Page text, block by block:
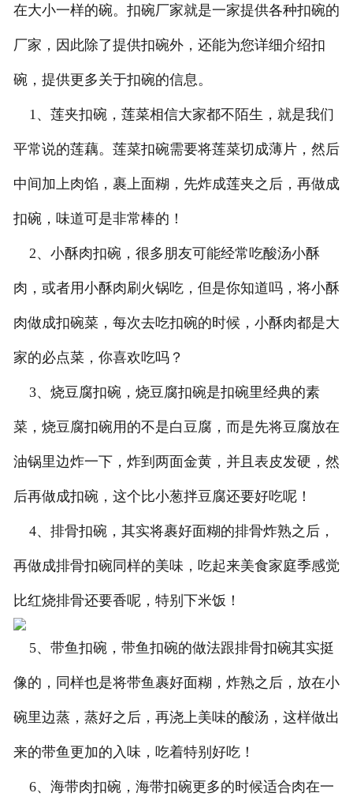
在大小一样的碗。扣碗厂家就是一家提供各种扣碗的
厂家，因此除了提供扣碗外，还能为您详细介绍扣
碗，提供更多关于扣碗的信息。
1、莲夹扣碗，莲菜相信大家都不陌生，就是我们
平常说的莲藕。莲菜扣碗需要将莲菜切成薄片，然后
中间加上肉馅，裹上面糊，先炸成莲夹之后，再做成
扣碗，味道可是非常棒的！
2、小酥肉扣碗，很多朋友可能经常吃酸汤小酥
肉，或者用小酥肉刷火锅吃，但是你知道吗，将小酥
肉做成扣碗菜，每次去吃扣碗的时候，小酥肉都是大
家的必点菜，你喜欢吃吗？
3、烧豆腐扣碗，烧豆腐扣碗是扣碗里经典的素
菜，烧豆腐扣碗用的不是白豆腐，而是先将豆腐放在
油锅里边炸一下，炸到两面金黄，并且表皮发硬，然
后再做成扣碗，这个比小葱拌豆腐还要好吃呢！
4、排骨扣碗，其实将裹好面糊的排骨炸熟之后，
再做成排骨扣碗同样的美味，吃起来美食家庭季感觉
比红烧排骨还要香呢，特别下米饭！
5、带鱼扣碗，带鱼扣碗的做法跟排骨扣碗其实挺
像的，同样也是将带鱼裹好面糊，炸熟之后，放在小
碗里边蒸，蒸好之后，再浇上美味的酸汤，这样做出
来的带鱼更加的入味，吃着特别好吃！
6、海带肉扣碗，海带扣碗更多的时候适合肉在一